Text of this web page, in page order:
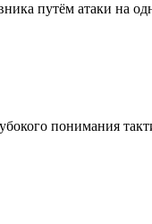
путём атаки на
понимания